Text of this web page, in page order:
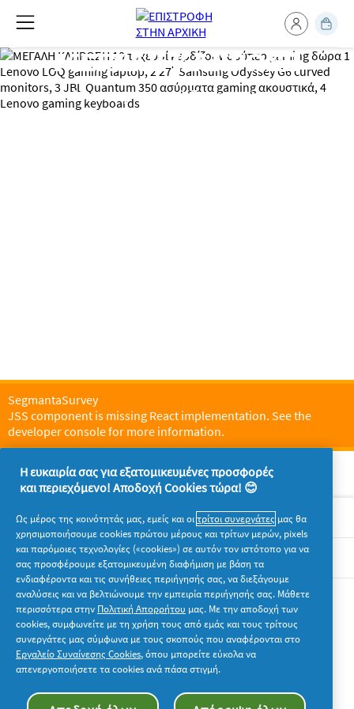
ΜΕΓΑΛΗ ΚΛΗΡΩΣΗ
10 τυχεροί κερδίζουν σούπερ
gaming δώρα*
SegmantaSurvey
JSS component is missing React implementation. See the
developer console for more information.
Σχετικά με την P&G
Νομικά
Ακολουθήστε μας
© 2026 Procter & Gamble. Με την επιφύλαξη παντός
Η ευκαιρία σας για εξατομικευμένες προσφορές
και περιεχόμενο! Αποδοχή Cookies τώρα! 😊
Ως μέρος της κοινότητάς μας, εμείς και οιτρίτοι συνεργάτες μας θα
χρησιμοποιήσουμε cookies πρώτου μέρους και τρίτων μερών, pixels
και παρόμοιες τεχνολογίες («cookies») σε αυτόν τον ιστότοπο για να
σας προσφέρουμε εξατομικευμένη διαφήμιση με βάση τα
ενδιαφέροντα και τις συνήθειες περιήγησής σας, να διεξάγουμε
αναλύσεις και να βελτιώνουμε την εμπειρία περιήγησής σας. Μάθετε
περισσότερα στην Πολιτική Απορρήτου μας. Με την αποδοχή των
cookies, συμφωνείτε με τη χρήση τους από εμάς και τους τρίτους
συνεργάτες μας σύμφωνα με τους σκοπούς που αναφέρονται στο
Εργαλείο Συναίνεσης Cookies, όπου μπορείτε εύκολα να
απενεργοποιήσετε τα cookies ανά πάσα στιγμή.